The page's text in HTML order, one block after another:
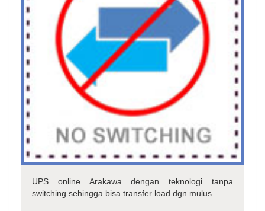
UPS online Arakawa dengan teknologi tanpa
switching sehingga bisa transfer load dgn mulus.